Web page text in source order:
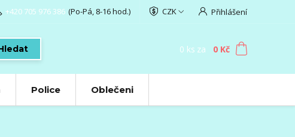
CZK Přihlášení
+420 705 976 386 (Po-Pá, 8-16 hod.)
0 ks za 0 Kč
Police Oblečeni